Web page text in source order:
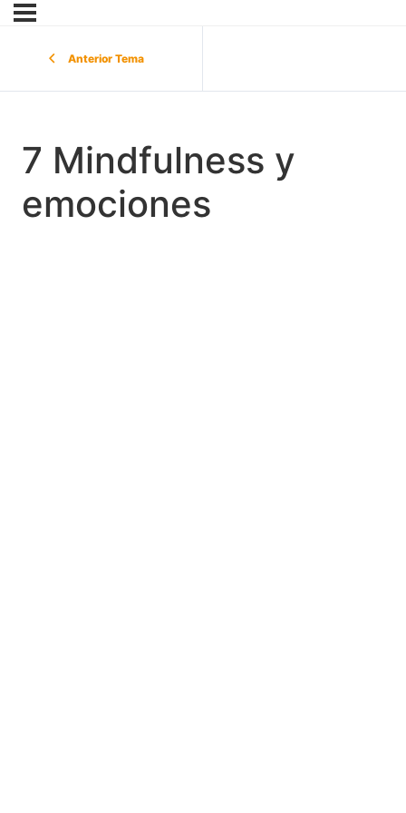
Anterior Tema
7 Mindfulness y
emociones